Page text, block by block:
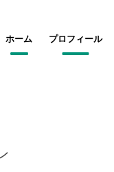
ホーム プロフィール